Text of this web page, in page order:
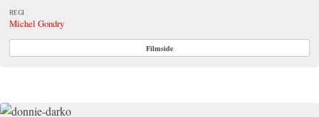
REGI
Michel Gondry
Filmside